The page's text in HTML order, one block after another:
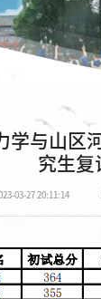
学与山区
究生复
03-27 20:11:14